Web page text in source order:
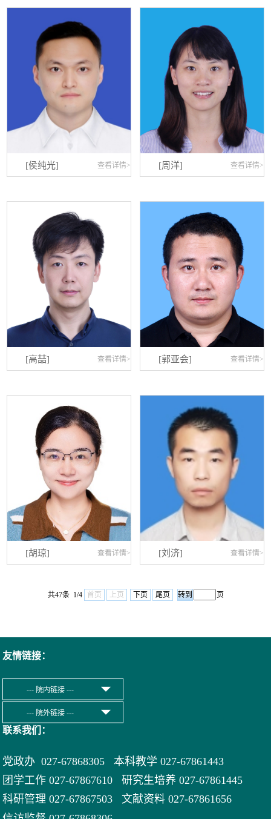
[侯纯光] 查看详情> [周洋] 查看详情>
[高喆] 查看详情> [郭亚会] 查看详情>
[胡琼] 查看详情> [刘济] 查看详情>
共47条 1/4 首页 上页 下页 尾页 页
友情链接：
联系我们：
党政办 027-67868305 本科教学 027-67861443
团学工作 027-67867610 研究生培养 027-67861445
科研管理 027-67867503 文献资料 027-67861656